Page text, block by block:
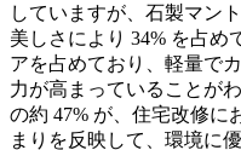
していますが、石製マン
美しさにより 34% を占め
アを占めており、軽量で
力が高まっていることが
の約 47% が、住宅改修に
まりを反映して、環境に